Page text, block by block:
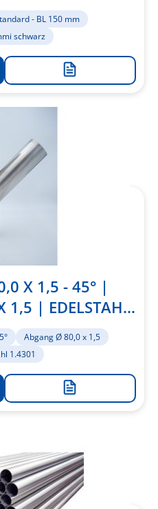
- BL 150 mm
schwarz
Zur
X 1,5 - 45° |
1,5 | EDELSTAHL
Abgang Ø 80,0 x 1,5
1.4301
Zur
hinzufügen